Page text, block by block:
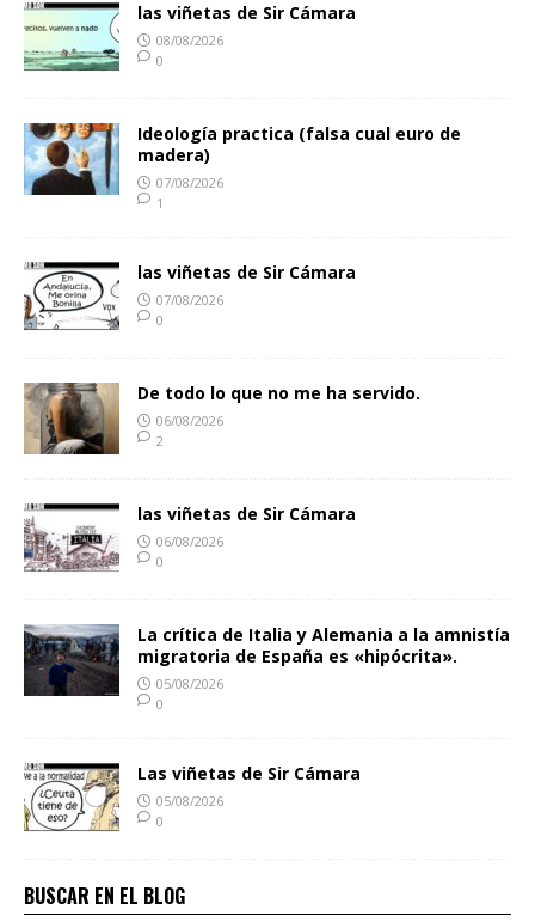
las viñetas de Sir Cámara
08/08/2026
0
Ideología practica (falsa cual euro de
madera)
07/08/2026
1
las viñetas de Sir Cámara
07/08/2026
0
De todo lo que no me ha servido.
06/08/2026
2
las viñetas de Sir Cámara
06/08/2026
0
La crítica de Italia y Alemania a la amnistía
migratoria de España es «hipócrita».
05/08/2026
0
Las viñetas de Sir Cámara
05/08/2026
0
BUSCAR EN EL BLOG